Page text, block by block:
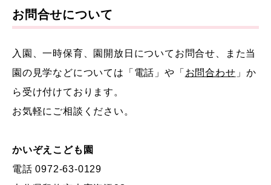
お問合せについて
入園、一時保育、園開放日についてお問合せ、また当
園の見学などについては「電話」や「 お問合わせ 」か
ら受け付けております。
お気軽にご相談ください。
かいぞえこども園
電話 0972-63-0129